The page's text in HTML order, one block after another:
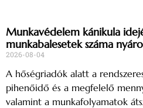
Munkavédelem kánikula
munkabalesetek száma
2026-08-04
A hőségriadók alatt a
pihenőidő és a megfelelő
valamint a munkafolyamatok